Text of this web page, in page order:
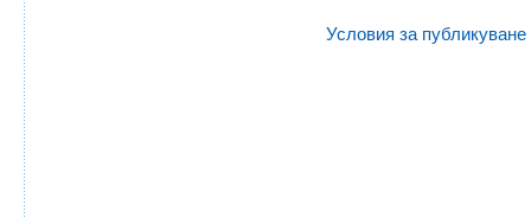
Условия за